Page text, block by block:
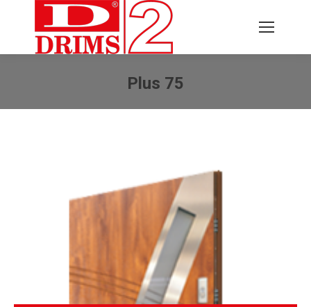
Plus 75
Jesteś tutaj: